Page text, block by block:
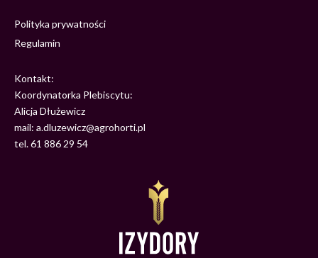
Polityka prywatności
Regulamin
Kontakt:
Koordynatorka Plebiscytu:
Alicja Dłużewicz
mail: a.dluzewicz@agrohorti.pl
tel. 61 886 29 54